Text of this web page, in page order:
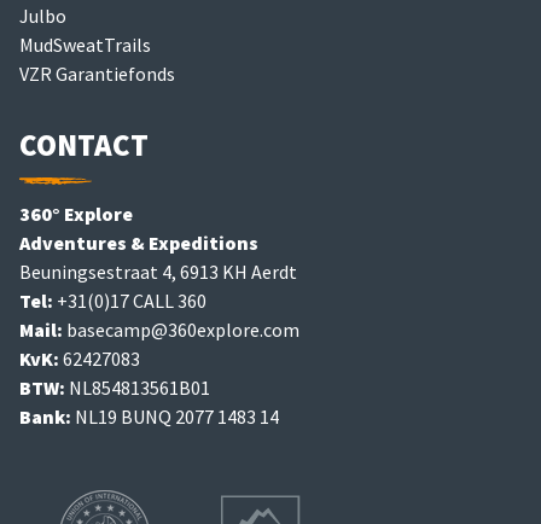
Julbo
MudSweatTrails
VZR Garantiefonds
CONTACT
360° Explore
Adventures & Expeditions
Beuningsestraat 4, 6913 KH Aerdt
Tel: +31(0)17 CALL 360
Mail: basecamp@360explore.com
KvK: 62427083
BTW: NL854813561B01
Bank: NL19 BUNQ 2077 1483 14